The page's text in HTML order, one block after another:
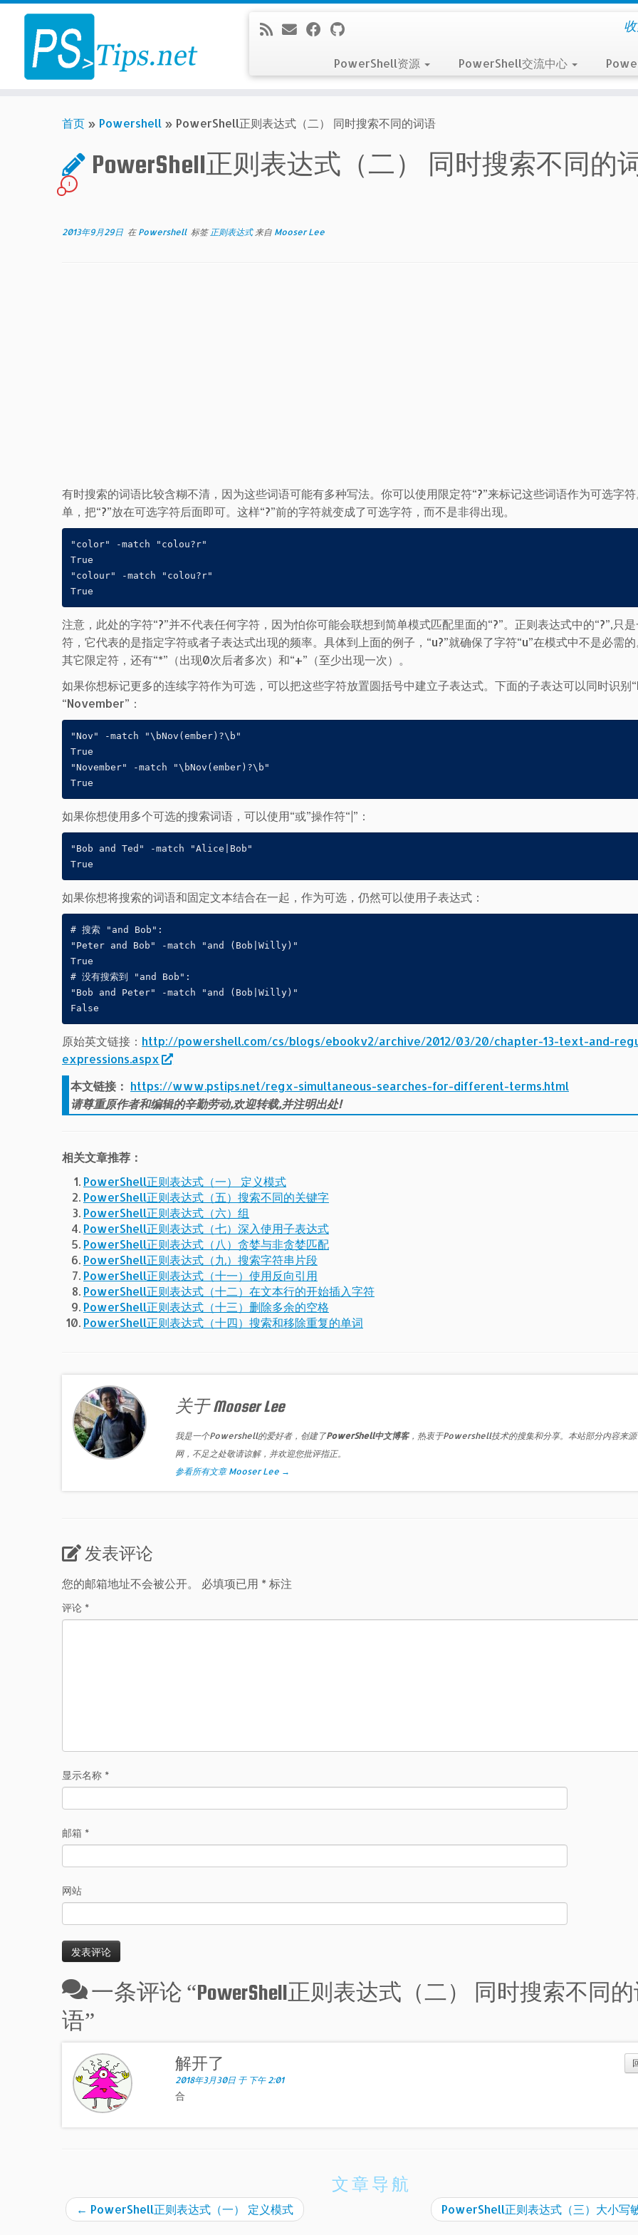
Skip
content
PowerShell资源 PowerShell交流中心
首页 » Powershell » PowerShell正则表达式（二） 同时搜索不同的词语
PowerShell正则表达式（二） 同时搜索不同的
1
2013年9月29日 在 Powershell 标签 正则表达式来自 Mooser Lee
有时搜索的词语比较含糊不清，因为这些词语可能有多种写法。你可以使用限定符“?”来标记这些词语作为可选字
单，把“?”放在可选字符后面即可。这样“?”前的字符就变成了可选字符，而不是非得出现。
"color" -match "colou?r"
True
"colour" -match "colou?r"
True
注意，此处的字符“?”并不代表任何字符，因为怕你可能会联想到简单模式匹配里面的“?”。正则表达式中的“?”,只
符，它代表的是指定字符或者子表达式出现的频率。具体到上面的例子，“u?”就确保了字符“u”在模式中不是必需
其它限定符，还有“*”（出现0次后者多次）和“+”（至少出现一次）。
如果你想标记更多的连续字符作为可选，可以把这些字符放置圆括号中建立子表达式。下面的子表达可以同时识别
“November”：
"Nov" -match "\bNov(ember)?\b"
True
"November" -match "\bNov(ember)?\b"
True
如果你想使用多个可选的搜索词语，可以使用“或”操作符“|”：
"Bob and Ted" -match "Alice|Bob"
True
如果你想将搜索的词语和固定文本结合在一起，作为可选，仍然可以使用子表达式：
# 搜索 "and Bob":
"Peter and Bob" -match "and (Bob|Willy)"
True
# 没有搜索到 "and Bob":
"Bob and Peter" -match "and (Bob|Willy)"
False
原始英文链接： http://powershell.com/cs/blogs/ebookv2/archive/2012/03/20/chapter-13-text-and-
expressions.aspx
本文链接： https://www.pstips.net/regx-simultaneous-searches-for-different-terms.html
请尊重原作者和编辑的辛勤劳动,欢迎转载,并注明出处!
相关文章推荐：
PowerShell正则表达式（一） 定义模式
PowerShell正则表达式（五）搜索不同的关键字
PowerShell正则表达式（六）组
PowerShell正则表达式（七）深入使用子表达式
PowerShell正则表达式（八）贪婪与非贪婪匹配
PowerShell正则表达式（九）搜索字符串片段
PowerShell正则表达式（十一）使用反向引用
PowerShell正则表达式（十二）在文本行的开始插入字符
PowerShell正则表达式（十三）删除多余的空格
PowerShell正则表达式（十四）搜索和移除重复的单词
关于 Mooser Lee
我是一个Powershell的爱好者，创建了PowerShell中文博客，热衷于Powershell技术的搜集和分享。本站部分内容来源
网，不足之处敬请谅解，并欢迎您批评指正。
参看所有文章 Mooser Lee →
发表评论
您的邮箱地址不会被公开。 必填项已用 *标注
评论 *
显示名称 *
邮箱 *
网站
一条评论 “PowerShell正则表达式（二） 同时搜索不同
语”
解开了
2018年3月30日 于 下午 2:01
合
文章导航
← PowerShell正则表达式（一） 定义模式 PowerShell正则表达式（三）大小写